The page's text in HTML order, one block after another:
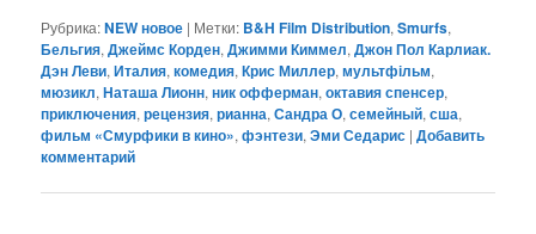
Рубрика:NEW новое | Метки: B&H Film Distribution,Smurfs,
Бельгия,Джеймс Корден,Джимми Киммел,Джон Пол Карлиак.
Дэн Леви,Италия,комедия,Крис Миллер,мультфільм,
мюзикл,Наташа Лионн,ник офферман,октавия спенсер,
приключения,рецензия,рианна,Сандра О,семейный,сша,
фильм «Смурфики в кино»,фэнтези,Эми Седарис |Добавить
комментарий